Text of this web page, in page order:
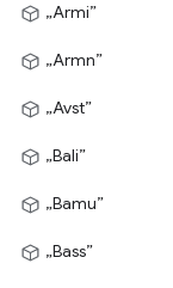
„Armi”
„Armn”
„Avst”
„Bali”
„Bamu”
„Bass”